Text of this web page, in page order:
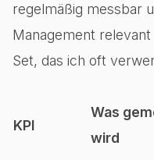
regelmäßig messbar
Management
Set, das ich oft
KPI
Was
wird